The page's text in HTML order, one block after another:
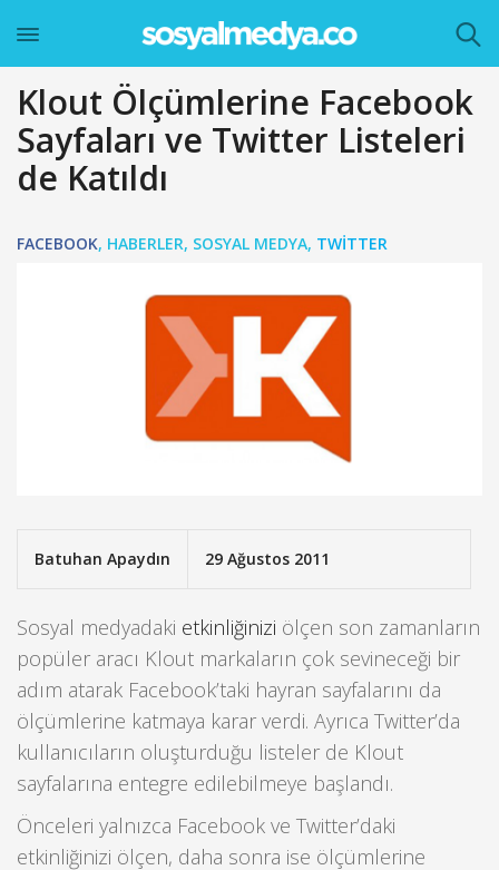
Klout Ölçümlerine Facebook
Sayfaları ve Twitter Listeleri
de Katıldı
FACEBOOK, HABERLER, SOSYAL MEDYA, TWITTER
Batuhan Apaydın 29 Ağustos 2011
Sosyal medyadaki etkinliğinizi ölçen son zamanların
popüler aracı Klout markaların çok sevineceği bir
adım atarak Facebook’taki hayran sayfalarını da
ölçümlerine katmaya karar verdi. Ayrıca Twitter’da
kullanıcıların oluşturduğu listeler de Klout
sayfalarına entegre edilebilmeye başlandı.
Önceleri yalnızca Facebook ve Twitter’daki
etkinliğinizi ölçen, daha sonra ise ölçümlerine